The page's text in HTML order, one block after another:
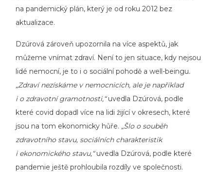
na pandemický plán, který je od roku 2012 bez
aktualizace.
Dzúrová zároveň upozornila na více aspektů, jak
můžeme vnímat zdraví. Není to jen situace, kdy nejsou
lidé nemocní, je to i o sociální pohodě a well-beingu.
„Zdraví nezískáme v nemocnicích, ale je například
i o zdravotní gramotnosti,“uvedla Dzúrová, podle
které covid dopadl více na lidi žijící v okresech, které
jsou na tom ekonomicky hůře. „Šlo o souběh
zdravotního stavu, sociálních charakteristik
i ekonomického stavu,“uvedla Dzúrová, podle které
pandemie ještě prohloubila rozdíly ve společnosti.